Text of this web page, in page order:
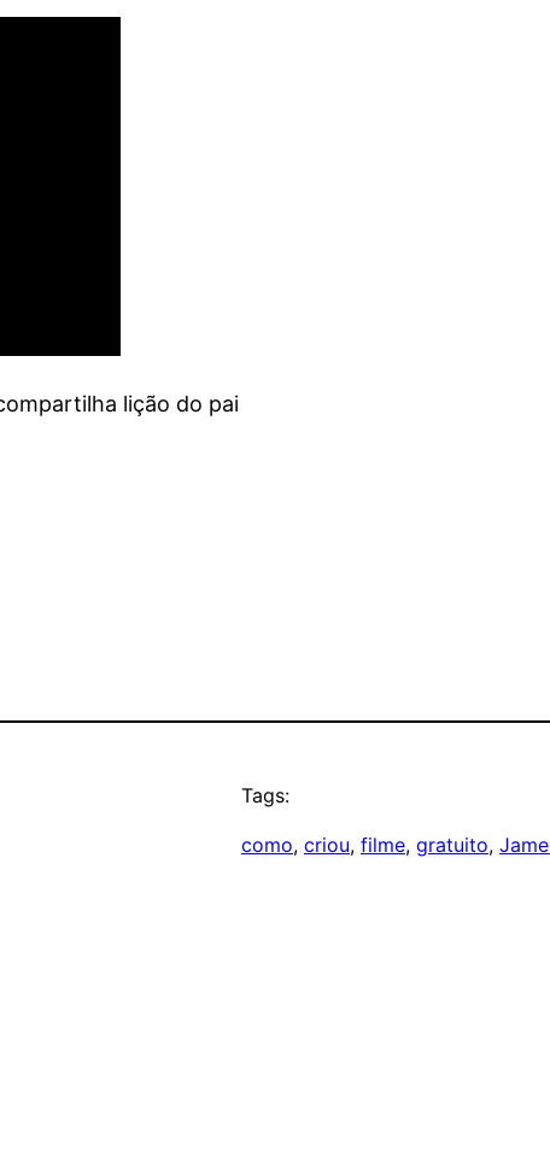
lição do pai
Tags:
como, criou, filme, gratuito,